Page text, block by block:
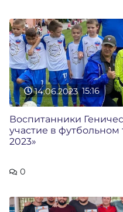
14.06.2023 15:16
Воспитанники
участие в
2023»
0